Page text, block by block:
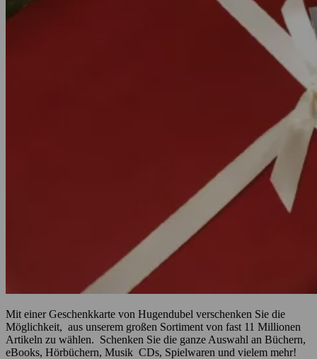
Mit einer Geschenkkarte von Hugendubel verschenken Sie die
Möglichkeit, aus unserem großen Sortiment von fast 11 Millionen
Artikeln zu wählen. Schenken Sie die ganze Auswahl an Büchern,
eBooks, Hörbüchern, Musik CDs, Spielwaren und vielem mehr!